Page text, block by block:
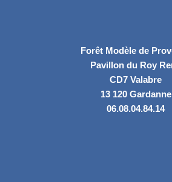
Forêt Modèle de
Pavillon du Roy
CD7 Valabre
13 120 Gardanne
06.08.04.84.14